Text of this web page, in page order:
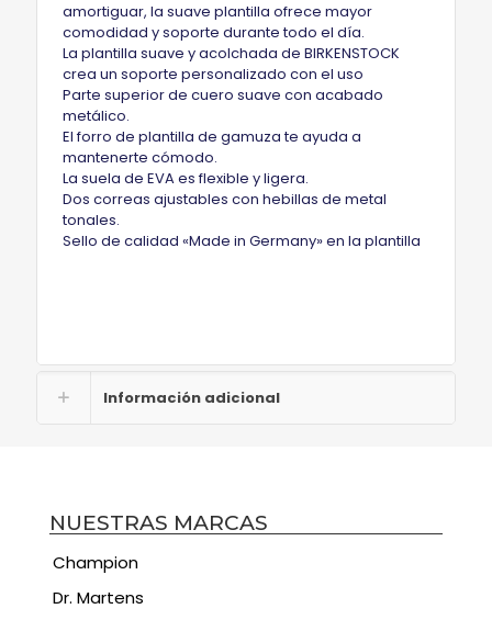
amortiguar, la suave plantilla ofrece mayor
comodidad y soporte durante todo el día.
La plantilla suave y acolchada de BIRKENSTOCK
crea un soporte personalizado con el uso
Parte superior de cuero suave con acabado
metálico.
El forro de plantilla de gamuza te ayuda a
mantenerte cómodo.
La suela de EVA es flexible y ligera.
Dos correas ajustables con hebillas de metal
tonales.
Sello de calidad «Made in Germany» en la plantilla
Información adicional
NUESTRAS MARCAS
Champion
Dr. Martens